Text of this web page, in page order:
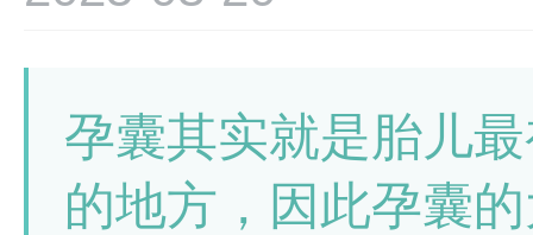
孕囊其实就是胎儿
的地方，因此孕囊